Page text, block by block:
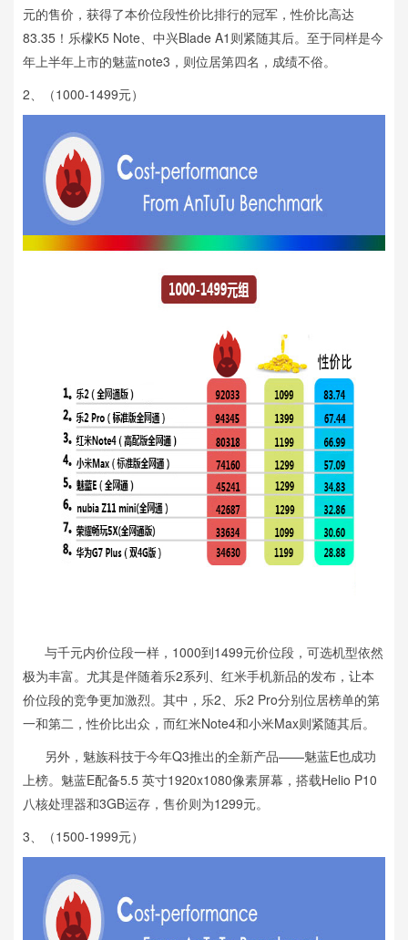
元的售价，获得了本价位段性价比排行的冠军，性价比高达
83.35！乐檬K5 Note、中兴Blade A1则紧随其后。至于同样是今
年上半年上市的魅蓝note3，则位居第四名，成绩不俗。
2、（1000-1499元）
与千元内价位段一样，1000到1499元价位段，可选机型依然
极为丰富。尤其是伴随着乐2系列、红米手机新品的发布，让本
价位段的竞争更加激烈。其中，乐2、乐2 Pro分别位居榜单的第
一和第二，性价比出众，而红米Note4和小米Max则紧随其后。
另外，魅族科技于今年Q3推出的全新产品——魅蓝E也成功
上榜。魅蓝E配备5.5 英寸1920x1080像素屏幕，搭载Helio P10
八核处理器和3GB运存，售价则为1299元。
3、（1500-1999元）